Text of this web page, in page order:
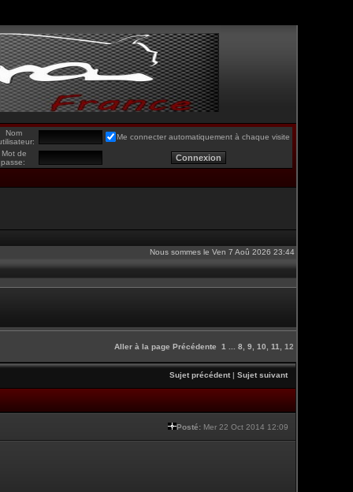
Nom
Me connecter automatiquement à chaque visite
Mot de
passe:
Nous sommes le Ven 7 Aoû 2026 23:44
Aller à la page Précédente 1 8 9 10 11 12
Sujet précédent| Sujet suivant
Posté: Mer 22 Oct 2014 12:09